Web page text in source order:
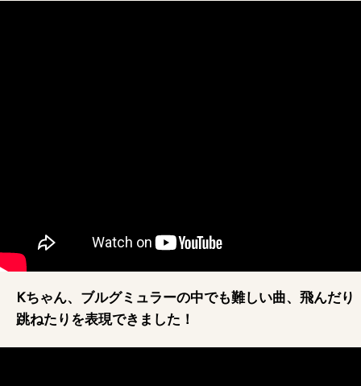
Kちゃん、ブルグミュラーの中でも難しい曲、飛んだり
跳ねたりを表現できました！